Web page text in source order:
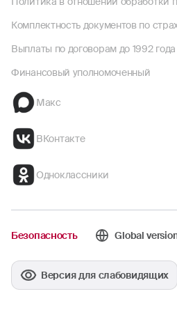
Комплектность документов по
Выплаты по договорам до 1992 года
Финансовый уполномоченный
Макс
ВКонтакте
Одноклассники
Безопасность Global
Версия для слабовидящих